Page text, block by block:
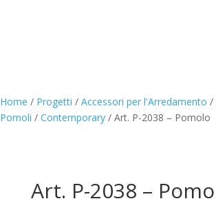
Home / Progetti / Accessori per l'Arredamento /
Pomoli / Contemporary / Art. P-2038 – Pomolo
Art. P-2038 –